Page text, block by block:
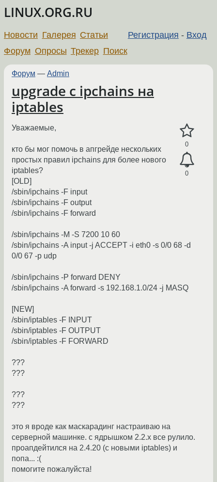
LINUX.ORG.RU
Регистрация - Вход
Новости Галерея Статьи
Форум Опросы Трекер Поиск
Форум — Admin
upgrade с ipchains на
iptables
0
0
Уважаемые,
кто бы мог помочь в апгрейде нескольких
простых правил ipchains для более нового
iptables?
[OLD]
/sbin/ipchains -F input
/sbin/ipchains -F output
/sbin/ipchains -F forward
/sbin/ipchains -M -S 7200 10 60
/sbin/ipchains -A input -j ACCEPT -i eth0 -s 0/0 68 -d
0/0 67 -p udp
/sbin/ipchains -P forward DENY
/sbin/ipchains -A forward -s 192.168.1.0/24 -j MASQ
[NEW]
/sbin/iptables -F INPUT
/sbin/iptables -F OUTPUT
/sbin/iptables -F FORWARD
???
???
???
???
это я вроде как маскарадинг настраиваю на
серверной машинке. с ядрышком 2.2.х все рулило.
проапдейтился на 2.4.20 (с новыми iptables) и
попа... :(
помогите пожалуйста!